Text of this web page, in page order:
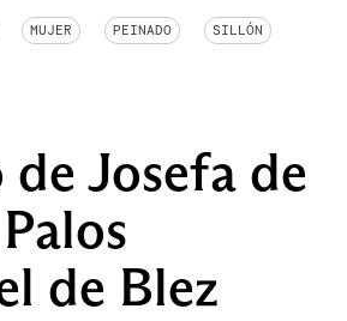
MUJER PEINADO SILLÓN
Josefa de
de Blez